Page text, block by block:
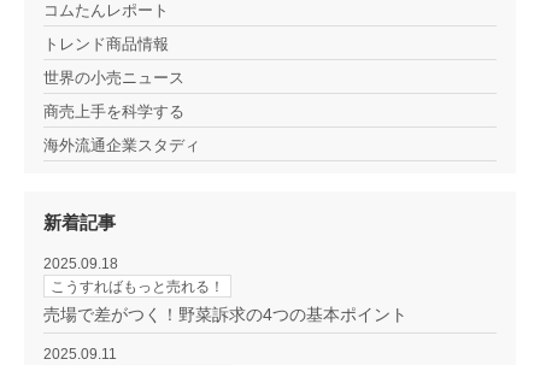
コムたんレポート
トレンド商品情報
世界の小売ニュース
商売上手を科学する
海外流通企業スタディ
新着記事
2025.09.18
こうすればもっと売れる！
売場で差がつく！野菜訴求の4つの基本ポイント
2025.09.11